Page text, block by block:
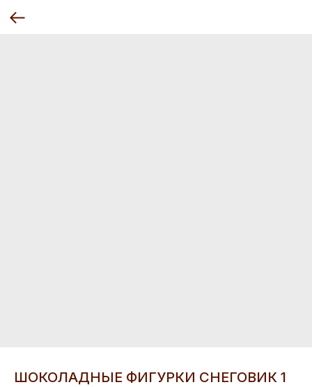
ШОКОЛАДНЫЕ ФИГУРКИ СНЕГОВИК 1